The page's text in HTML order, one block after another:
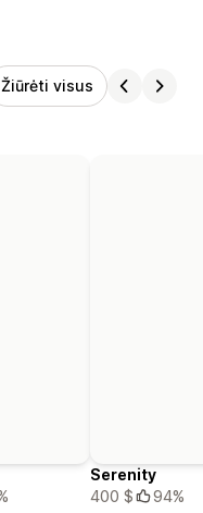
Žiūrėti visus
Serenity
400 $
94%